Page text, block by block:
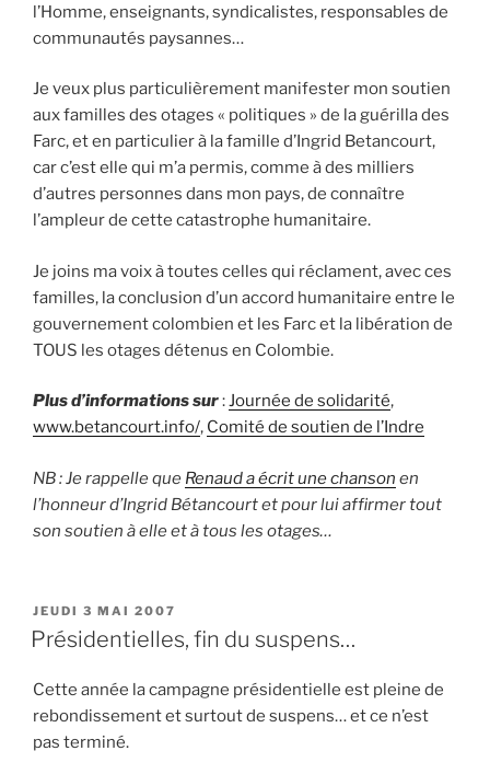
l’Homme, enseignants, syndicalistes, responsables de
communautés paysannes…
Je veux plus particulièrement manifester mon soutien
aux familles des otages « politiques » de la guérilla des
Farc, et en particulier à la famille d’Ingrid Betancourt,
car c’est elle qui m’a permis, comme à des milliers
d’autres personnes dans mon pays, de connaître
l’ampleur de cette catastrophe humanitaire.
Je joins ma voix à toutes celles qui réclament, avec ces
familles, la conclusion d’un accord humanitaire entre le
gouvernement colombien et les Farc et la libération de
TOUS les otages détenus en Colombie.
Plus d’informations sur:Journée de solidarité,
www.betancourt.info/, Comité de soutien de l’Indre
NB : Je rappelle que Renaud a écrit une chanson en
l’honneur d’Ingrid Bétancourt et pour lui affirmer tout
son soutien à elle et à tous les otages…
PUBLIÉ
LE
JEUDI 3 MAI 2007
Présidentielles, fin du suspens…
Cette année la campagne présidentielle est pleine de
rebondissement et surtout de suspens… et ce n’est
pas terminé.